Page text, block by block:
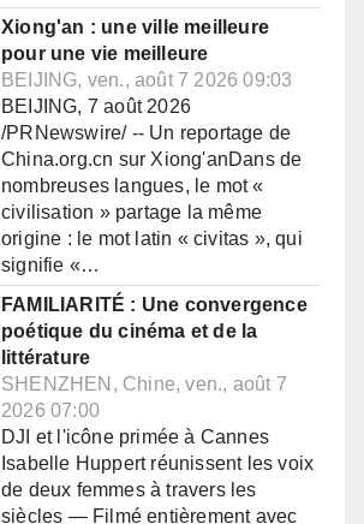
Xiong'an : une ville meilleure
pour une vie meilleure
BEIJING, ven., août 7 2026 09:03
BEIJING, 7 août 2026
/PRNewswire/ -- Un reportage de
China.org.cn sur Xiong'anDans de
nombreuses langues, le mot «
civilisation » partage la même
origine : le mot latin « civitas », qui
signifie «…
FAMILIARITÉ : Une convergence
poétique du cinéma et de la
littérature
SHENZHEN, Chine, ven., août 7
2026 07:00
DJI et l'icône primée à Cannes
Isabelle Huppert réunissent les voix
de deux femmes à travers les
siècles — Filmé entièrement avec